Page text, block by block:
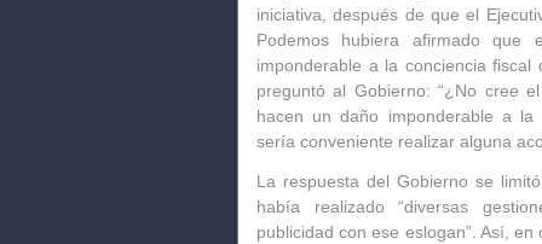
iniciativa, después de que el
Podemos hubiera afirmado que
imponderable a la conciencia fiscal
preguntó al Gobierno: “¿No cree
hacen un daño imponderable a la
sería conveniente realizar alguna
La respuesta del Gobierno se
había realizado “diversas
publicidad con ese eslogan”. Así,